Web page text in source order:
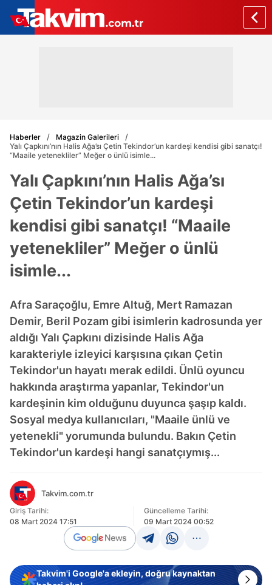
Haberler
Magazin Galerileri
Yalı Çapkını’nın Halis Ağa’sı Çetin Tekindor’un kardeşi kendisi gibi sanatçı!
“Maaile yetenekliler” Meğer o ünlü isimle...
Yalı Çapkını’nın Halis Ağa’sı
Çetin Tekindor’un kardeşi
kendisi gibi sanatçı! “Maaile
yetenekliler” Meğer o ünlü
isimle...
Afra Saraçoğlu, Emre Altuğ, Mert Ramazan
Demir, Beril Pozam gibi isimlerin kadrosunda yer
aldığı Yalı Çapkını dizisinde Halis Ağa
karakteriyle izleyici karşısına çıkan Çetin
Tekindor'un hayatı merak edildi. Ünlü oyuncu
hakkında araştırma yapanlar, Tekindor'un
kardeşinin kim olduğunu duyunca şaşıp kaldı.
Sosyal medya kullanıcıları, "Maaile ünlü ve
yetenekli" yorumunda bulundu. Bakın Çetin
Tekindor'un kardeşi hangi sanatçıymış...
Takvim.com.tr
Giriş Tarihi:
08 Mart 2024 17:51
Güncelleme Tarihi:
09 Mart 2024 00:52
Takvim'i Google'a ekleyin, doğru kaynaktan